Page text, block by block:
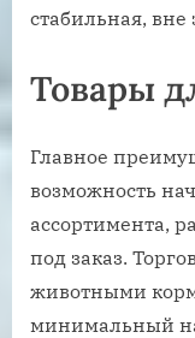
стабильная, вне
Товары
Главное
возможность
ассортимента,
под заказ.
животными
минимальный